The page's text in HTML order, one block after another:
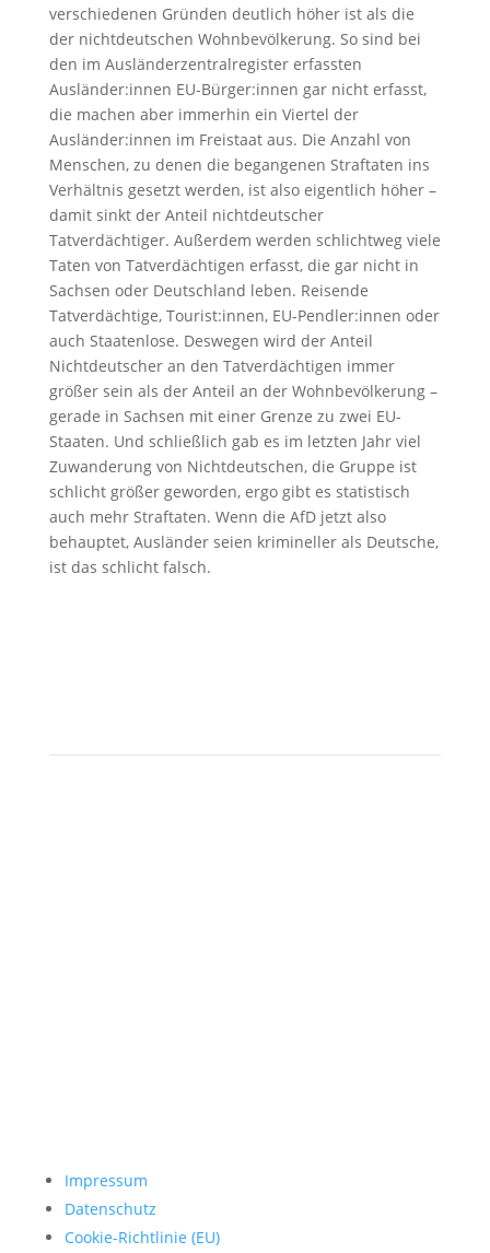
verschiedenen Gründen deutlich höher ist als die
der nichtdeutschen Wohnbevölkerung. So sind bei
den im Ausländerzentralregister erfassten
Ausländer:innen EU-Bürger:innen gar nicht erfasst,
die machen aber immerhin ein Viertel der
Ausländer:innen im Freistaat aus. Die Anzahl von
Menschen, zu denen die begangenen Straftaten ins
Verhältnis gesetzt werden, ist also eigentlich höher –
damit sinkt der Anteil nichtdeutscher
Tatverdächtiger. Außerdem werden schlichtweg viele
Taten von Tatverdächtigen erfasst, die gar nicht in
Sachsen oder Deutschland leben. Reisende
Tatverdächtige, Tourist:innen, EU-Pendler:innen oder
auch Staatenlose. Deswegen wird der Anteil
Nichtdeutscher an den Tatverdächtigen immer
größer sein als der Anteil an der Wohnbevölkerung –
gerade in Sachsen mit einer Grenze zu zwei EU-
Staaten. Und schließlich gab es im letzten Jahr viel
Zuwanderung von Nichtdeutschen, die Gruppe ist
schlicht größer geworden, ergo gibt es statistisch
auch mehr Straftaten. Wenn die AfD jetzt also
behauptet, Ausländer seien krimineller als Deutsche,
ist das schlicht falsch.
Impressum
Datenschutz
Cookie-Richtlinie (EU)